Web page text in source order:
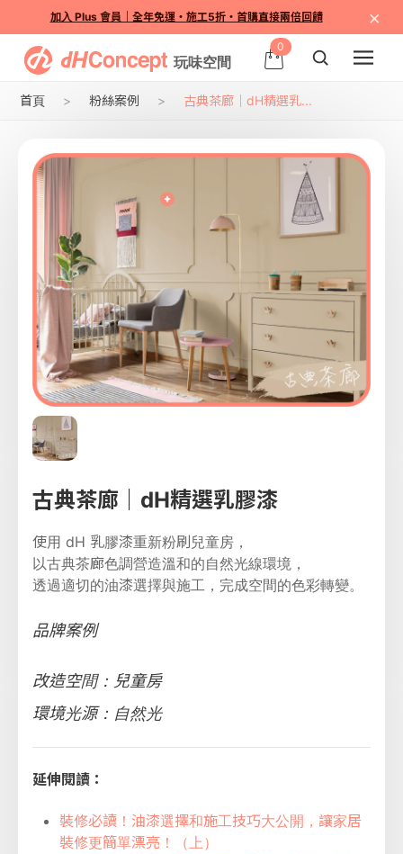
加入 Plus 會員｜全年免運・施工5折・首購直接兩倍回饋 ×
0
首頁 粉絲案例 古典茶廊｜dH精選乳...
古典茶廊｜dH精選乳膠漆
使用 dH 乳膠漆重新粉刷兒童房，
以古典茶廊色調營造溫和的自然光線環境，
透過適切的油漆選擇與施工，完成空間的色彩轉變。
品牌案例
改造空間：兒童房
環境光源：自然光
延伸閱讀：
裝修必讀！油漆選擇和施工技巧大公開，讓家居
裝修更簡單漂亮！（上）